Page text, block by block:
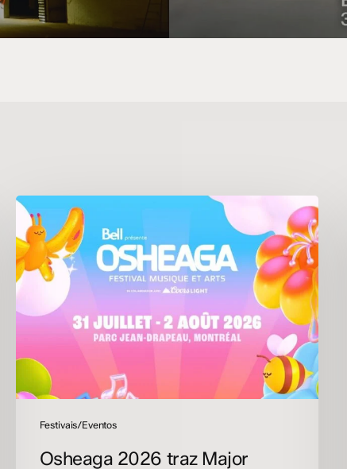
Festivais/Eventos
Osheaga
2026
traz
Major
Lazer,
Empire
of
Amelie
Lens
grade
robustaOsheaga 2026 traz Major